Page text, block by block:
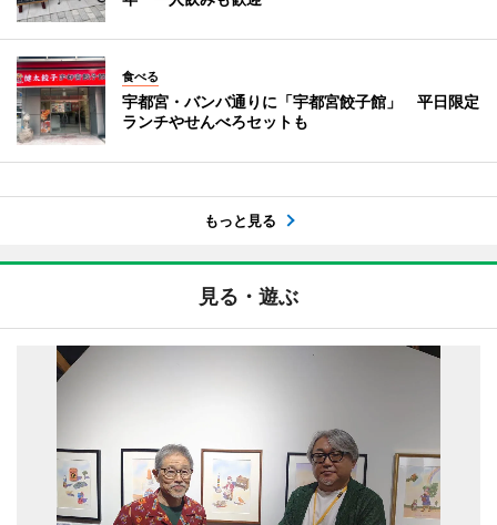
食べる
宇都宮・バンバ通りに「宇都宮餃子館」 平日限定
ランチやせんべろセットも
もっと見る
見る・遊ぶ